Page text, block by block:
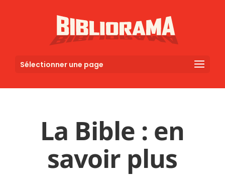
Sélectionner une page
La Bible : en
savoir plus